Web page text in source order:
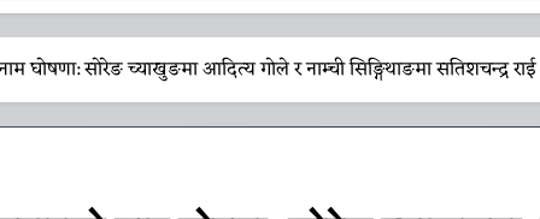
गरे ‘नारी शक्ति वन्दन अधिनियम’लाई समर्थन
तयारीलाई लिएर मुख्यमन्त्री तामाङको अध्यक्षतामा समीक्षा बैठक सम्पन्न
घोषणा: सोरेङ च्याखुङमा आदित्य गोले र नाम्ची सिङ्गिथाङमा सतिशचन्द्र राई